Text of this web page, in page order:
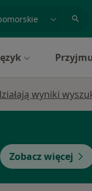
wyniki
Zobacz więcej